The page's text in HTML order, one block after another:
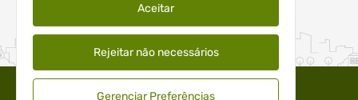
Aceitar
Rejeitar não necessários
Gerenciar Preferências